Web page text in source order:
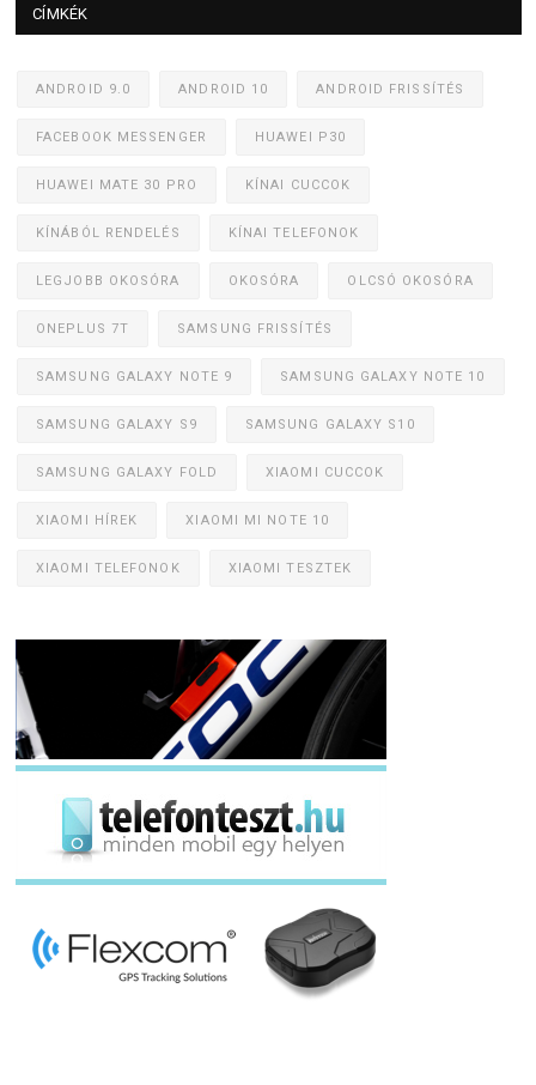
CÍMKÉK
ANDROID 9.0 ANDROID 10 ANDROID FRISSÍTÉS
FACEBOOK MESSENGER HUAWEI P30
HUAWEI MATE 30 PRO KÍNAI CUCCOK
KÍNÁBÓL RENDELÉS KÍNAI TELEFONOK
LEGJOBB OKOSÓRA OKOSÓRA OLCSÓ OKOSÓRA
ONEPLUS 7T SAMSUNG FRISSÍTÉS
SAMSUNG GALAXY NOTE 9 SAMSUNG GALAXY NOTE 10
SAMSUNG GALAXY S9 SAMSUNG GALAXY S10
SAMSUNG GALAXY FOLD XIAOMI CUCCOK
XIAOMI HÍREK XIAOMI MI NOTE 10
XIAOMI TELEFONOK XIAOMI TESZTEK